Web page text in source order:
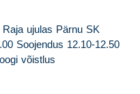
ujulas Pärnu SK
Soojendus 12.10-12.50
võistlus